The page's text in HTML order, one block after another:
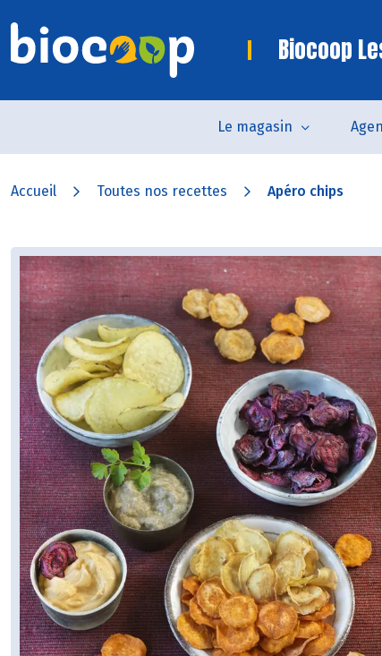
Biocoop
Le magasin
Accueil Toutes nos recettes Apéro chips